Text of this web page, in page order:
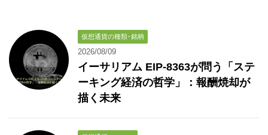
仮想通貨の種類･銘柄
2026/08/09
イーサリアム EIP-8363が問う「ステ
ーキング経済の哲学」：報酬焼却が
描く未来